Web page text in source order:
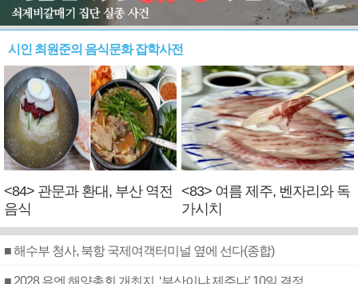
시인 최원준의 음식문화 잡학사전
<84> 관문과 환대, 부산 역전
음식
<83> 여름 제주, 벤자리와 독
가시치
■ 해수부 청사, 북항 국제여객터미널 옆에 선다(종합)